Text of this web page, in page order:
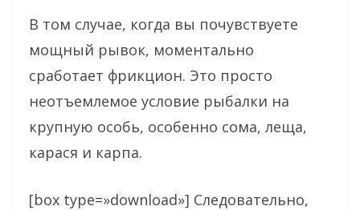
В том случае, когда вы почувствуете
мощный рывок, моментально
сработает фрикцион. Это просто
неотъемлемое условие рыбалки на
крупную особь, особенно сома, леща,
карася и карпа.
[box type=»download»] Следовательно,